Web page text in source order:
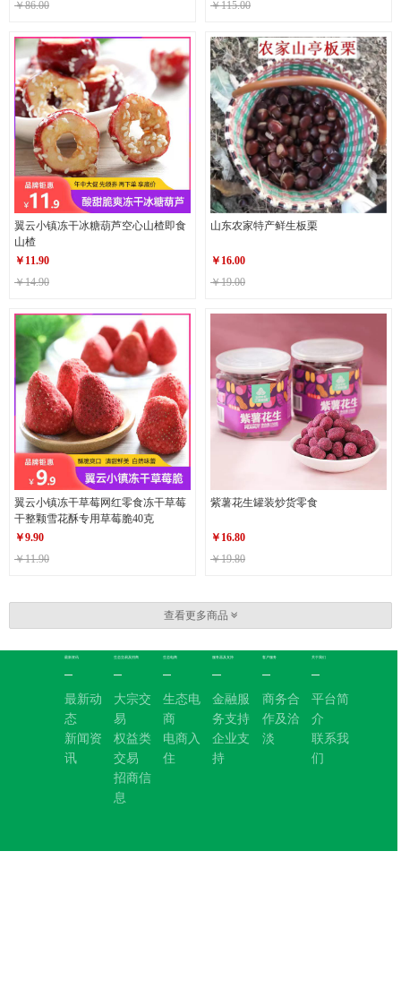
￥86.00
￥115.00
翼云小镇冻干冰糖葫芦空心山楂即食
山楂
￥ 11.90
￥14.90
山东农家特产鲜生板栗
￥ 16.00
￥19.00
翼云小镇冻干草莓网红零食冻干草莓
干整颗雪花酥专用草莓脆40克
￥9.90
￥11.90
紫薯花生罐装炒货零食
￥ 16.80
￥19.80
查看更多商品
最新资讯
最新动
态
新闻资
讯
生态交易及招商
大宗交
易
权益类
交易
招商信
息
生态电商
生态电
商
电商入
住
服务器及支持
金融服
务支持
企业支
持
客户服务
商务合
作及洽
淡
关于我们
平台简
介
联系我
们